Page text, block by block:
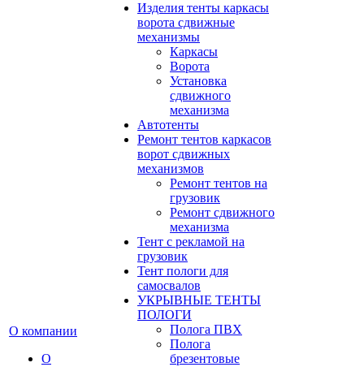
О компании
О
Изделия тенты каркасы
ворота сдвижные
механизмы
Каркасы
Ворота
Установка
сдвижного
механизма
Автотенты
Ремонт тентов каркасов
ворот сдвижных
механизмов
Ремонт тентов на
грузовик
Ремонт сдвижного
механизма
Тент с рекламой на
грузовик
Тент пологи для
самосвалов
УКРЫВНЫЕ ТЕНТЫ
ПОЛОГИ
Полога ПВХ
Полога
брезентовые